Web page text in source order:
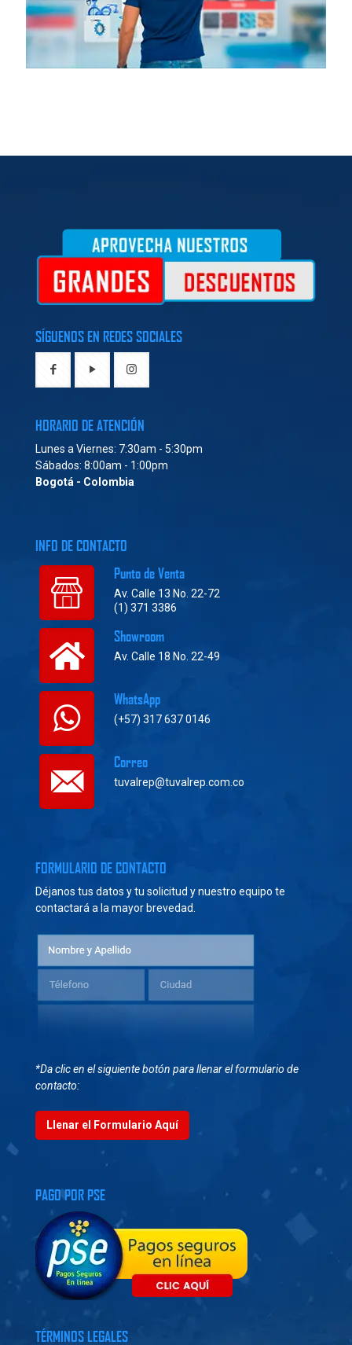
SÍGUENOS EN REDES SOCIALES
HORARIO DE ATENCIÓN
Lunes a Viernes: 7:30am - 5:30pm
Sábados: 8:00am - 1:00pm
Bogotá - Colombia
INFO DE CONTACTO
Punto de Venta
Av. Calle 13 No. 22-72
(1) 371 3386
Showroom
Av. Calle 18 No. 22-49
WhatsApp
(+57) 317 637 0146
Correo
tuvalrep@tuvalrep.com.co
FORMULARIO DE CONTACTO
Déjanos tus datos y tu solicitud y nuestro equipo te
contactará a la mayor brevedad.
*Da clic en el siguiente botón para llenar el formulario de
contacto:
Llenar el Formulario Aquí
PAGO POR PSE
TÉRMINOS LEGALES